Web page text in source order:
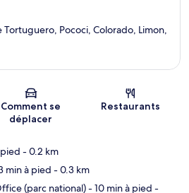
Tortuguero, Pococi, Colorado, Limon,
Comment se
déplacer
Restaurants
- 0.2 km
min à pied - 0.3 km
(parc national)- 10 min à pied -